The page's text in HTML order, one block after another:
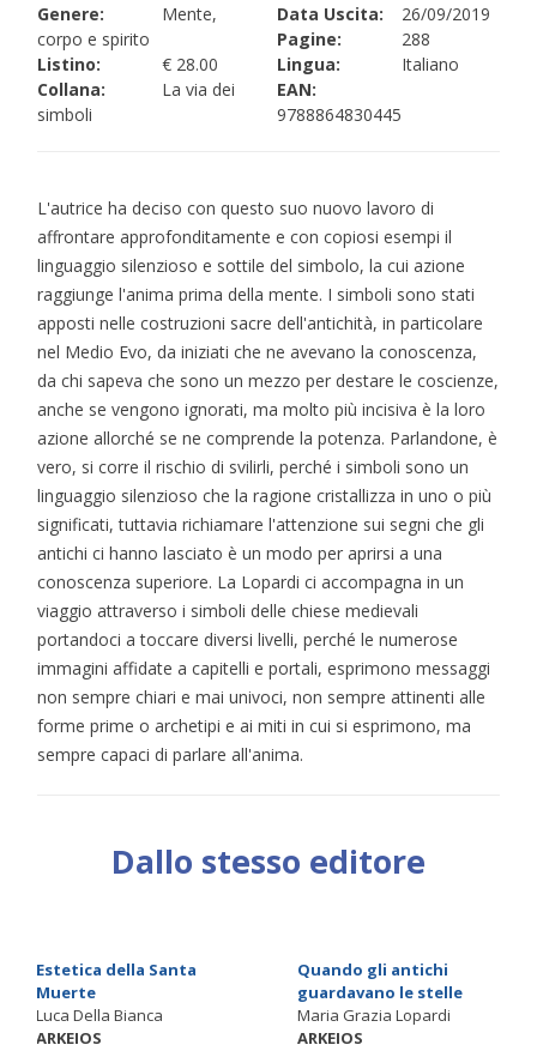
Genere:
Mente,
corpo e spirito
Listino:
€ 28.00
Collana:
La via dei
simboli
Data Uscita:
26/09/2019
Pagine:
288
Lingua:
Italiano
EAN:
9788864830445
L'autrice ha deciso con questo suo nuovo lavoro di
affrontare approfonditamente e con copiosi esempi il
linguaggio silenzioso e sottile del simbolo, la cui azione
raggiunge l'anima prima della mente. I simboli sono stati
apposti nelle costruzioni sacre dell'antichità, in particolare
nel Medio Evo, da iniziati che ne avevano la conoscenza,
da chi sapeva che sono un mezzo per destare le coscienze,
anche se vengono ignorati, ma molto più incisiva è la loro
azione allorché se ne comprende la potenza. Parlandone, è
vero, si corre il rischio di svilirli, perché i simboli sono un
linguaggio silenzioso che la ragione cristallizza in uno o più
significati, tuttavia richiamare l'attenzione sui segni che gli
antichi ci hanno lasciato è un modo per aprirsi a una
conoscenza superiore. La Lopardi ci accompagna in un
viaggio attraverso i simboli delle chiese medievali
portandoci a toccare diversi livelli, perché le numerose
immagini affidate a capitelli e portali, esprimono messaggi
non sempre chiari e mai univoci, non sempre attinenti alle
forme prime o archetipi e ai miti in cui si esprimono, ma
sempre capaci di parlare all'anima.
Dallo stesso editore
Estetica della Santa
Muerte
Luca Della Bianca
ARKEIOS
Quando gli antichi
guardavano le stelle
Maria Grazia Lopardi
ARKEIOS